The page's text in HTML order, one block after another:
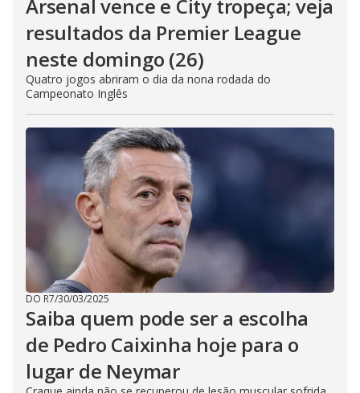
Arsenal vence e City tropeça; veja
resultados da Premier League
neste domingo (26)
Quatro jogos abriram o dia da nona rodada do
Campeonato Inglês
DO R7/30/03/2025
Saiba quem pode ser a escolha
de Pedro Caixinha hoje para o
lugar de Neymar